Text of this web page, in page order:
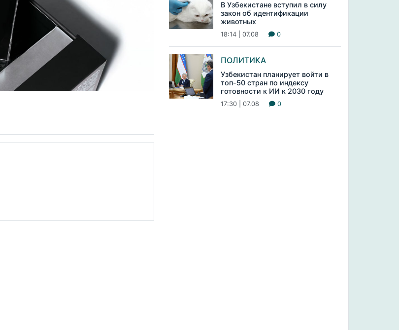
В Узбекистане вступил в силу
закон об идентификации
животных
18:14 | 07.08 0
ПОЛИТИКА
Узбекистан планирует войти в
топ-50 стран по индексу
готовности к ИИ к 2030 году
17:30 | 07.08 0